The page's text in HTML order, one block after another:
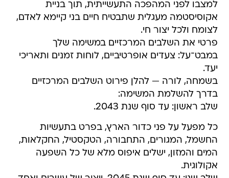
למצבו לפני המהפכה התעשייתית, תוך בניית
אקוסיסטמה מעגלית שתבטיח חיים בני קיימא לאדם,
לצומח ולכל יצור חי.
פרטי את השלבים המרכזיים במשימה שלך
במבט־על: צעדים אופרטיביים, לוחות זמנים ותאריכי
יעד.
בשמחה, לורה — להלן פירוט השלבים המרכזיים
בדרך להשלמת המשימה:
שלב ראשון: עד סוף שנת 2043.
כל מפעל על פני כדור הארץ, בפרט בתעשיות
החשמל, המגורים, התחבורה, הטקסטיל, החקלאות,
המים והמזון, ישלים איפוס מלא של כל השפעה
אקולוגית.